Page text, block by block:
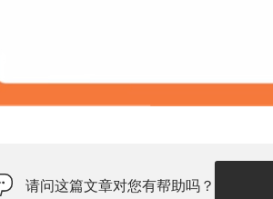
请问这篇文章对您有帮助吗？